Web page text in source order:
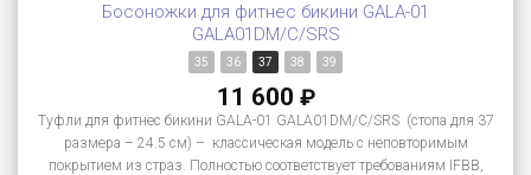
Босоножки для фитнес бикини GALA-01
GALA01DM/C/SRS
35 36 37 38 39
11 600 ₽
Туфли для фитнес бикини GALA-01 GALA01DM/C/SRS (стопа для 37
размера – 24.5 см) – классическая модель с неповторимым
покрытием из страз. Полностью соответствует требованиям IFBB,